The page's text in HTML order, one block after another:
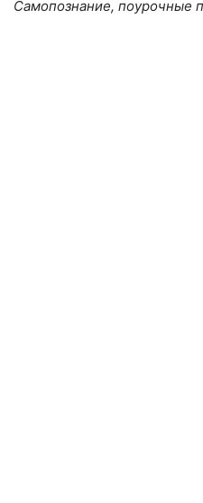
Самопознание, поурочные